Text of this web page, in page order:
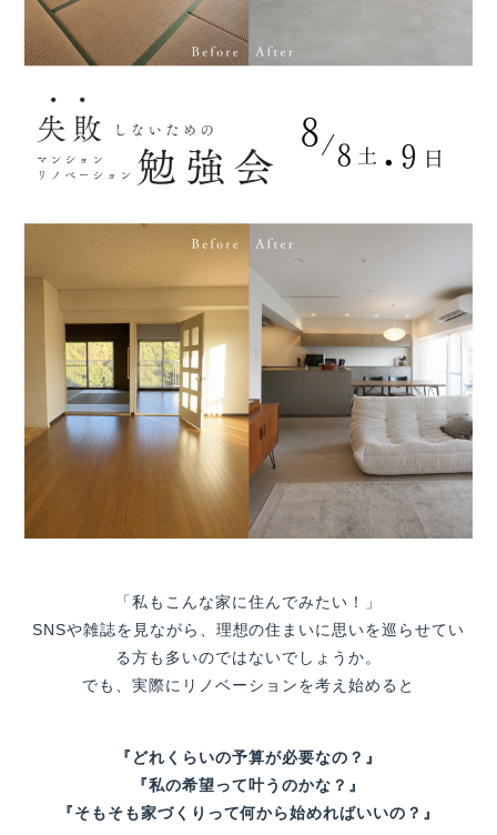
「私もこんな家に住んでみたい！」
SNSや雑誌を見ながら、理想の住まいに思いを巡らせてい
る方も多いのではないでしょうか。
でも、実際にリノベーションを考え始めると
『どれくらいの予算が必要なの？』
『私の希望って叶うのかな？』
『そもそも家づくりって何から始めればいいの？』